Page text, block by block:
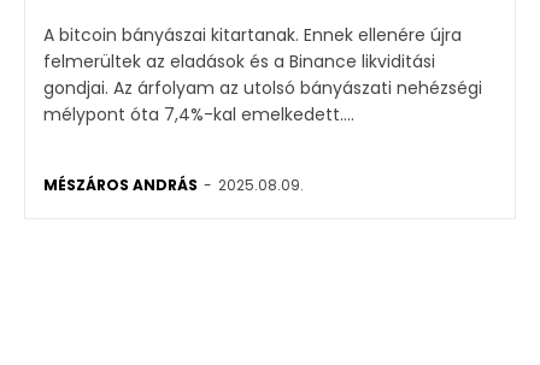
A bitcoin bányászai kitartanak. Ennek ellenére újra
felmerültek az eladások és a Binance likviditási
gondjai. Az árfolyam az utolsó bányászati nehézségi
mélypont óta 7,4%-kal emelkedett....
MÉSZÁROS ANDRÁS - 2025.08.09.